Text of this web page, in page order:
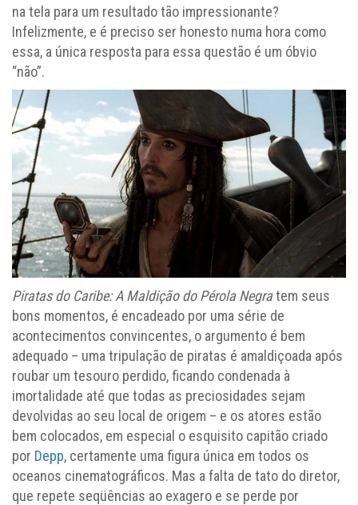
na tela para um resultado tão impressionante?
Infelizmente, e é preciso ser honesto numa hora como
essa, a única resposta para essa questão é um óbvio
“não”.
Piratas do Caribe: A Maldição do Pérola Negratem seus
bons momentos, é encadeado por uma série de
acontecimentos convincentes, o argumento é bem
adequado – uma tripulação de piratas é amaldiçoada após
roubar um tesouro perdido, ficando condenada à
imortalidade até que todas as preciosidades sejam
devolvidas ao seu local de origem – e os atores estão
bem colocados, em especial o esquisito capitão criado
por Depp, certamente uma figura única em todos os
oceanos cinematográficos. Mas a falta de tato do diretor,
que repete seqüências ao exagero e se perde por